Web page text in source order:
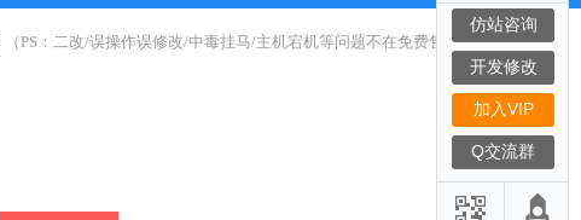
（PS：二改/误操作误修改/中毒挂马/主机宕机等问题不在免费售后范围）
仿站咨询
开发修改
加入VIP
Q交流群